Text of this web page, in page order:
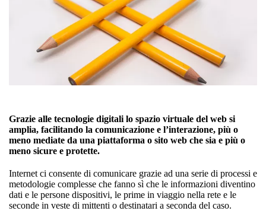
Grazie alle tecnologie digitali lo spazio virtuale del web si
amplia, facilitando la comunicazione e l’interazione, più o
meno mediate da una piattaforma o sito web che sia e più o
meno sicure e protette.
Internet ci consente di comunicare grazie ad una serie di processi e
metodologie complesse che fanno sì che le informazioni diventino
dati e le persone dispositivi, le prime in viaggio nella rete e le
seconde in veste di mittenti o destinatari a seconda del caso.